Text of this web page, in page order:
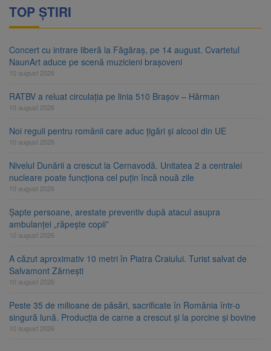
TOP ȘTIRI
Concert cu intrare liberă la Făgăraș, pe 14 august. Cvartetul
NaunArt aduce pe scenă muzicieni brașoveni
10 august 2026
RATBV a reluat circulația pe linia 510 Brașov – Hărman
10 august 2026
Noi reguli pentru românii care aduc țigări și alcool din UE
10 august 2026
Nivelul Dunării a crescut la Cernavodă. Unitatea 2 a centralei
nucleare poate funcționa cel puțin încă nouă zile
10 august 2026
Șapte persoane, arestate preventiv după atacul asupra
ambulanței „răpește copii”
10 august 2026
A căzut aproximativ 10 metri în Piatra Craiului. Turist salvat de
Salvamont Zărnești
10 august 2026
Peste 35 de milioane de păsări, sacrificate în România într-o
singură lună. Producția de carne a crescut și la porcine și bovine
10 august 2026